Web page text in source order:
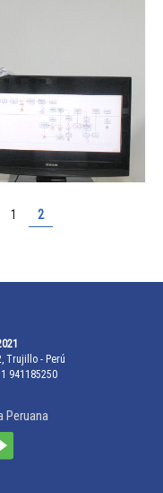
1 2
Trujillo - Perú
941185250